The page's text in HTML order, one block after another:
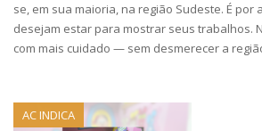
se, em sua maioria, na região Sudeste. É por
desejam estar para mostrar seus trabalhos.
com mais cuidado — sem desmerecer a
AC INDICA